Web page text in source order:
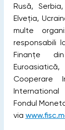
Rusă,
Elveţia,
multe
responsabili
Finanţe
Cooperare
International
Fondul
via